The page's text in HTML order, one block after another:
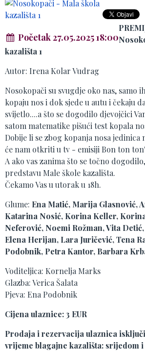
Početak 27.05.2025 18:00
kazališta 1
Autor: Irena Kolar Vudrag
Nosokopači su svugdje oko nas, samo
kopaju nos i dok sjede u autu i čekaju
svijetlo....a što se dogodilo djevojčici
satom matematike pišući test kopala
Dobije li se zbog kopanja nosa jedinica
će nam otkriti u tv - emisiji Bon ton
A ako vas zanima što se točno
predstavu Male škole kazališta.
Čekamo Vas u utorak u 18h.
Glume: Ena Matić, Marija Glasnović,
Katarina Nosić, Korina Keller,
Neferović, Noemi Rožman, Vita
Elena Herijan, Lara Juričević, Tena
Podobnik, Petra Kantor, Barbara
Voditeljica: Kornelja Marks
Glazba: Verica Šalata
Pjeva: Ena Podobnik
Cijena ulaznice: 3 EUR
Prodaja i rezervacija ulaznica
vrijeme blagajne kazališta: srijedom i